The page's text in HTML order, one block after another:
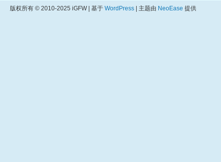
版权所有 © 2010-2025 iGFW | 基于 WordPress | 主题由 NeoEase 提供